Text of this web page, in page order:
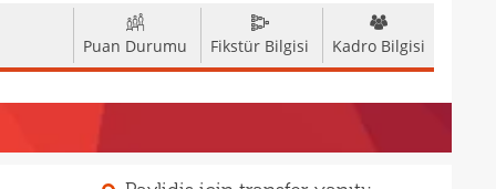
Puan Durumu Fikstür Bilgisi Kadro Bilgisi